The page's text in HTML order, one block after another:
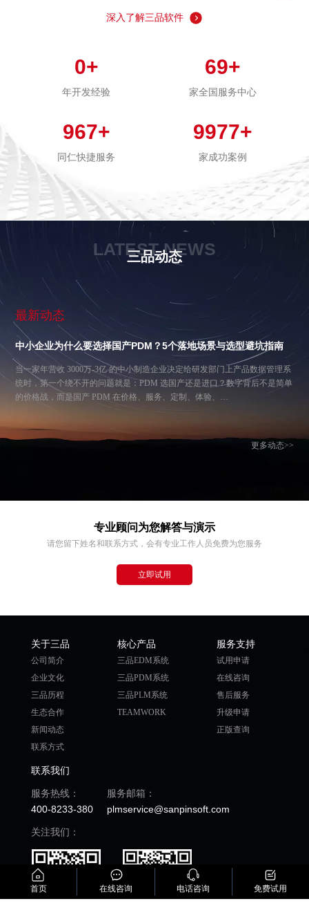
深入了解三品软件
0+
年开发经验
69+
家全国服务中心
967+
同仁快捷服务
9977+
家成功案例
LATEST NEWS
三品动态
最新动态
中小企业为什么要选择国产PDM？5个落地场景与选型避坑指南
当一家年营收 3000万-3亿 的中小制造企业决定给研发部门上产品数据管理系
统时，第一个绕不开的问题就是：PDM 选国产还是进口？数字背后不是简单
的价格战，而是国产 PDM 在价格、服务、定制、体验、…
更多动态>>
专业顾问为您解答与演示
请您留下姓名和联系方式，会有专业工作人员免费为您服务
立即试用
关于三品
公司简介
企业文化
三品历程
生态合作
新闻动态
联系方式
核心产品
三品EDM系统
三品PDM系统
三品PLM系统
TEAMWORK
服务支持
试用申请
在线咨询
售后服务
升级申请
正版查询
联系我们
服务热线：
400-8233-380
服务邮箱：
plmservice@sanpinsoft.com
关注我们：
首页 在线咨询 电话咨询 免费试用